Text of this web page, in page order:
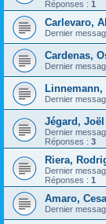
Réponses : 1
Carlevaro,
Dernier
Cardenas,
Dernier
Linnemann,
Dernier
Jégard,
Dernier
Réponses : 3
Riera,
Dernier
Réponses : 1
Amaro,
Dernier